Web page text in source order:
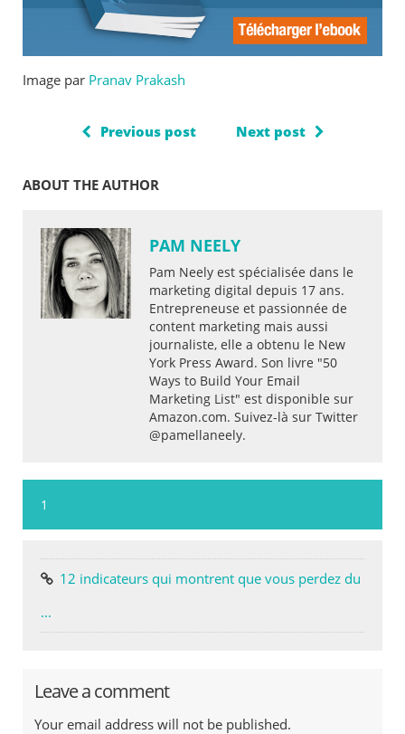
Image par Pranav Prakash
Previous post Next post
ABOUT THE AUTHOR
PAM NEELY
Pam Neely est spécialisée dans le
marketing digital depuis 17 ans.
Entrepreneuse et passionnée de
content marketing mais aussi
journaliste, elle a obtenu le New
York Press Award. Son livre "50
Ways to Build Your Email
Marketing List" est disponible sur
Amazon.com. Suivez-là sur Twitter
@pamellaneely.
1
12 indicateurs qui montrent que vous perdez du
...
Leave a comment
Your email address will not be published.